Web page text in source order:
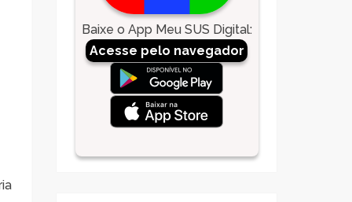
Baixe o App Meu SUS Digital:
Acesse pelo navegador